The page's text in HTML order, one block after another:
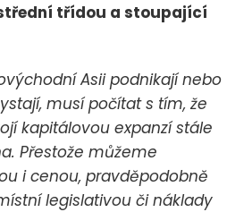
třídou a stoupající
Asii podnikají nebo
musí počítat s tím, že
kapitálovou expanzí stále
Přestože můžeme
i cenou, pravděpodobně
legislativou či náklady